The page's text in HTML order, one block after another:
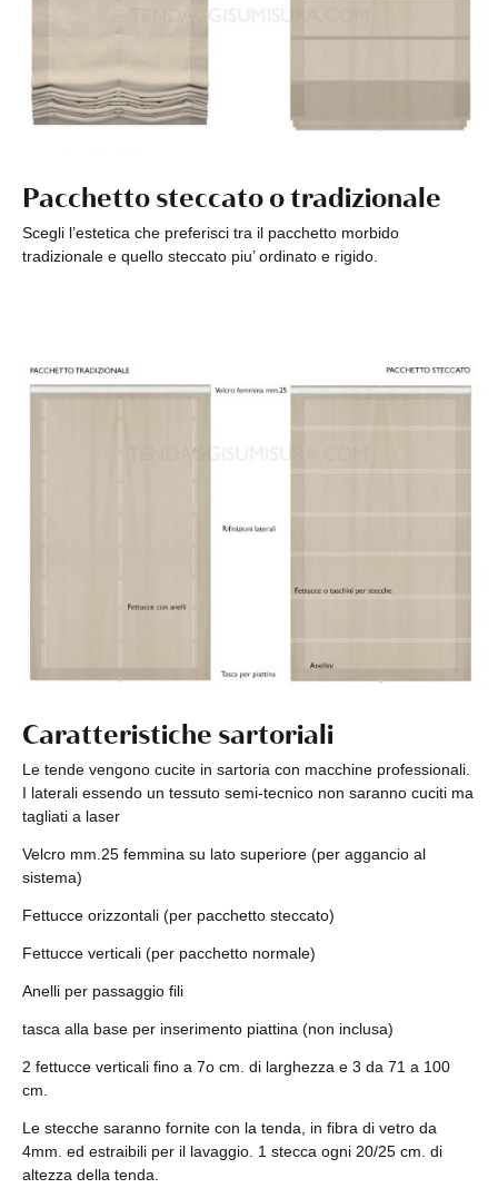
Pacchetto steccato o tradizionale
Scegli l’estetica che preferisci tra il pacchetto morbido
tradizionale e quello steccato piu’ ordinato e rigido.
Caratteristiche sartoriali
Le tende vengono cucite in sartoria con macchine professionali.
I laterali essendo un tessuto semi-tecnico non saranno cuciti ma
tagliati a laser
Velcro mm.25 femmina su lato superiore (per aggancio al
sistema)
Fettucce orizzontali (per pacchetto steccato)
Fettucce verticali (per pacchetto normale)
Anelli per passaggio fili
tasca alla base per inserimento piattina (non inclusa)
2 fettucce verticali fino a 7o cm. di larghezza e 3 da 71 a 100
cm.
Le stecche saranno fornite con la tenda, in fibra di vetro da
4mm. ed estraibili per il lavaggio. 1 stecca ogni 20/25 cm. di
altezza della tenda.